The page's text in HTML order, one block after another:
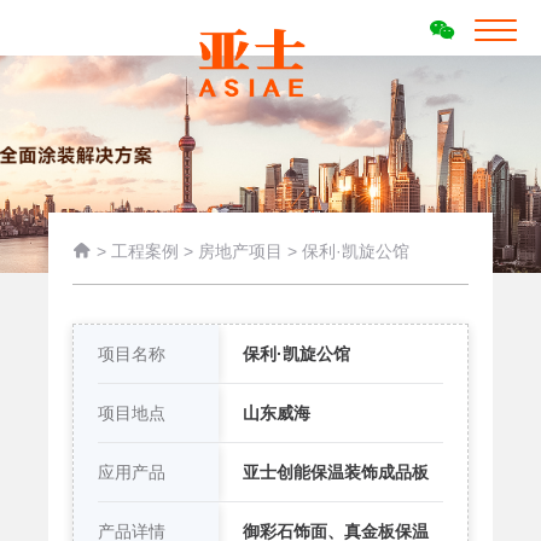
 > 工程案例 > 房地产项目 > 保利·凯旋公馆
项目名称 保利·凯旋公馆
项目地点 山东威海
应用产品 亚士创能保温装饰成品板
产品详情
御彩石饰面、真金板保温